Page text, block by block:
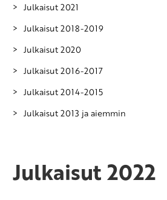
Julkaisut 2021
Julkaisut 2018-2019
Julkaisut 2020
Julkaisut 2016-2017
Julkaisut 2014-2015
Julkaisut 2013 ja aiemmin
Julkaisut 2022